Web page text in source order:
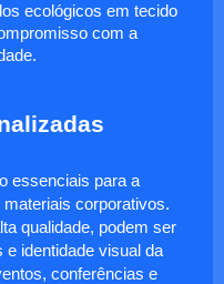
ecológicos em tecido
com a
essenciais para a
corporativos.
qualidade, podem ser
e identidade visual da
conferências e